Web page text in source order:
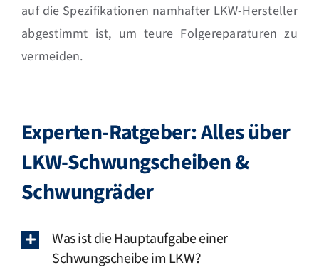
auf die Spezifikationen namhafter LKW-Hersteller
abgestimmt ist, um teure Folgereparaturen zu
vermeiden.
Experten-Ratgeber: Alles über
LKW-Schwungscheiben &
Schwungräder
Was ist die Hauptaufgabe einer
Schwungscheibe im LKW?